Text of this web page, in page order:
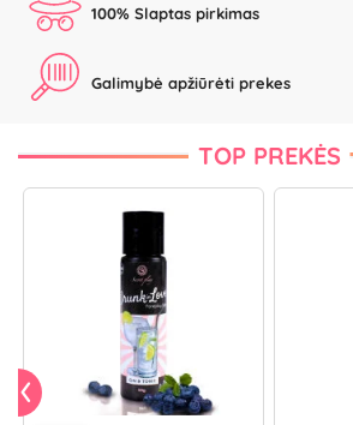
100% Slaptas pirkimas
Galimybė apžiūrėti prekes
TOP PREKĖS